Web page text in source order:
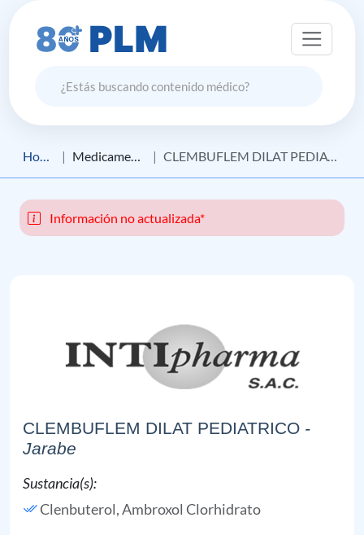
Home Medicamento CLEMBUFLEM DILAT PEDIATRICO
Información no actualizada*
CLEMBUFLEM DILAT PEDIATRICO -
Jarabe
Sustancia(s):
Clenbuterol,Ambroxol Clorhidrato